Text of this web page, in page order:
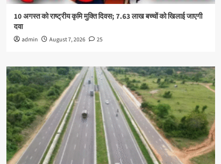
10 अगस्त को राष्ट्रीय कृमि मुक्ति दिवस; 7.63 लाख बच्चों को खिलाई जाएगी
दवा
admin August 7, 2026 25